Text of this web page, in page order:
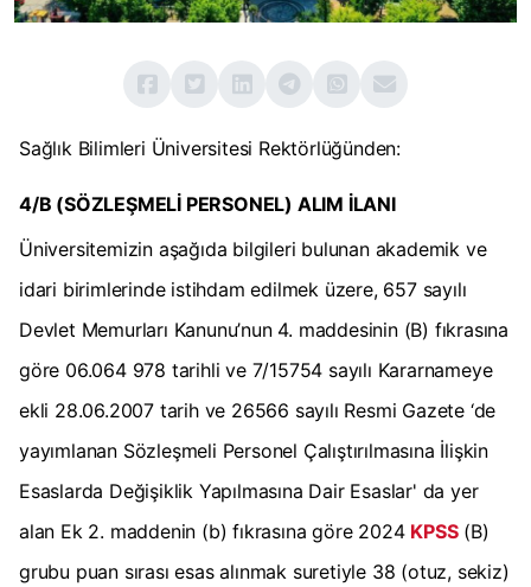
Sağlık Bilimleri Üniversitesi Rektörlüğünden:
4/B (SÖZLEŞMELİ PERSONEL) ALIM İLANI
Üniversitemizin aşağıda bilgileri bulunan akademik ve
idari birimlerinde istihdam edilmek üzere, 657 sayılı
Devlet Memurları Kanunu’nun 4. maddesinin (B) fıkrasına
göre 06.064 978 tarihli ve 7/15754 sayılı Kararnameye
ekli 28.06.2007 tarih ve 26566 sayılı Resmi Gazete ‘de
yayımlanan Sözleşmeli Personel Çalıştırılmasına İlişkin
Esaslarda Değişiklik Yapılmasına Dair Esaslar' da yer
alan Ek 2. maddenin (b) fıkrasına göre 2024 KPSS(B)
grubu puan sırası esas alınmak suretiyle 38 (otuz, sekiz)